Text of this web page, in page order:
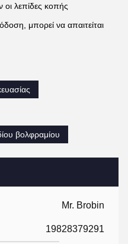
Mr. Brobin
19828379291
οι λεπίδες κοπής
μπορεί να απαιτείται
βολφραμίου